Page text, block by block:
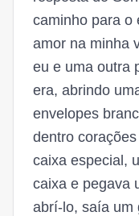
caminho para o
amor na minha
eu e uma outra
era, abrindo
envelopes
dentro
caixa especial,
caixa e pegava
abrí-lo, saía um